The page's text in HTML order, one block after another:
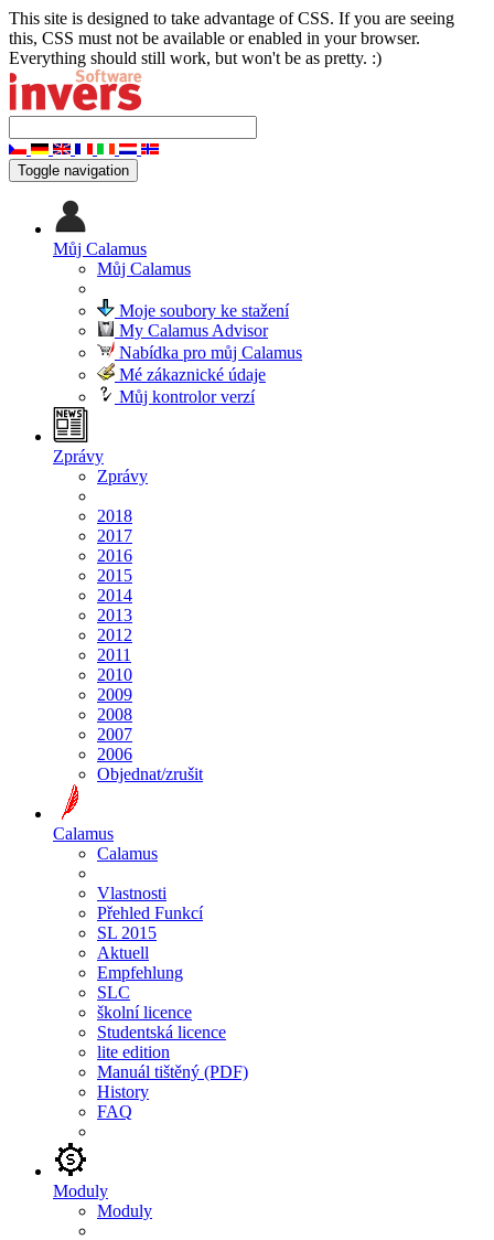
This site is designed to take advantage of CSS. If you are seeing
this, CSS must not be available or enabled in your browser.
Everything should still work, but won't be as pretty. :)
Toggle navigation
Můj Calamus
Můj Calamus
Moje soubory ke stažení
My Calamus Advisor
Nabídka pro můj Calamus
Mé zákaznické údaje
Můj kontrolor verzí
Zprávy
Zprávy
2018
2017
2016
2015
2014
2013
2012
2011
2010
2009
2008
2007
2006
Objednat/zrušit
Calamus
Calamus
Vlastnosti
Přehled Funkcí
SL 2015
Aktuell
Empfehlung
SLC
školní licence
Studentská licence
lite edition
Manuál tištěný (PDF)
History
FAQ
Moduly
Moduly